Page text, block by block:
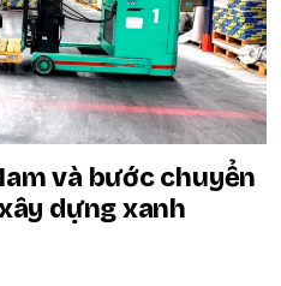
và bước chuyển
dựng xanh